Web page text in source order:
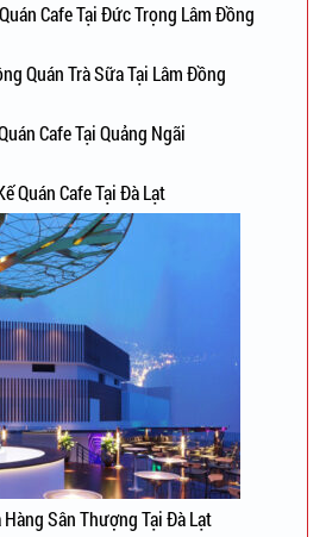
Cafe Tại Đức Trọng Lâm Đồng
Quán Trà Sữa Tại Lâm Đồng
Cafe Tại Quảng Ngãi
Quán Cafe Tại Đà Lạt
Sân Thượng Tại Đà Lạt